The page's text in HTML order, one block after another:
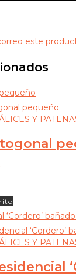
este
Y
Y